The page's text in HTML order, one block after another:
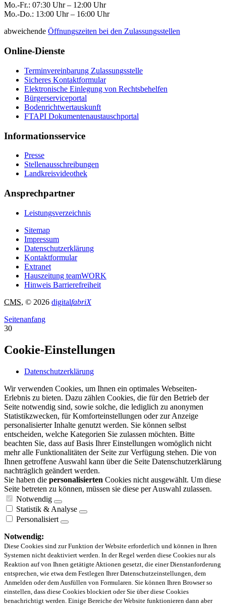
Mo.-Fr.: 07:30 Uhr – 12:00 Uhr
Mo.-Do.: 13:00 Uhr – 16:00 Uhr
abweichende Öffnungszeiten bei den Zulassungsstellen
Online-Dienste
Terminvereinbarung Zulassungsstelle
Sicheres Kontaktformular
Elektronische Einlegung von Rechtsbehelfen
Bürgerserviceportal
Bodenrichtwertauskunft
FTAPI Dokumentenaustauschportal
Informationsservice
Presse
Stellenausschreibungen
Landkreisvideothek
Ansprechpartner
Leistungsverzeichnis
Sitemap
Impressum
Datenschutzerklärung
Kontaktformular
Extranet
Hauszeitung teamWORK
Hinweis Barrierefreiheit
CMS, © 2026 digitalfabriX
Seitenanfang
30
Cookie-Einstellungen
Datenschutzerklärung
Wir verwenden Cookies, um Ihnen ein optimales Webseiten-
Erlebnis zu bieten. Dazu zählen Cookies, die für den Betrieb der
Seite notwendig sind, sowie solche, die lediglich zu anonymen
Statistikzwecken, für Komforteinstellungen oder zur Anzeige
personalisierter Inhalte genutzt werden. Sie können selbst
entscheiden, welche Kategorien Sie zulassen möchten. Bitte
beachten Sie, dass auf Basis Ihrer Einstellungen womöglich nicht
mehr alle Funktionalitäten der Seite zur Verfügung stehen. Die von
Ihnen getroffene Auswahl kann über die Seite Datenschutzerklärung
nachträglich geändert werden.
Sie haben die personalisierten Cookies nicht ausgewählt. Um diese
Seite betreten zu können, müssen sie diese per Auswahl zulassen.
Notwendig
Statistik & Analyse
Personalisiert
Notwendig:
Diese Cookies sind zur Funktion der Website erforderlich und können in Ihren
Systemen nicht deaktiviert werden. In der Regel werden diese Cookies nur als
Reaktion auf von Ihnen getätigte Aktionen gesetzt, die einer Dienstanforderung
entsprechen, wie etwa dem Festlegen Ihrer Datenschutzeinstellungen, dem
Anmelden oder dem Ausfüllen von Formularen. Sie können Ihren Browser so
einstellen, dass diese Cookies blockiert oder Sie über diese Cookies
benachrichtigt werden. Einige Bereiche der Website funktionieren dann aber